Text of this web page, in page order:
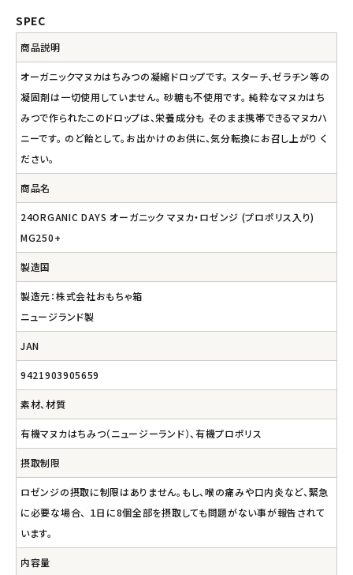
コラム・スタッフのおすすめ
ご利用ガイド等
ようこそ ゲスト 様
meeting_room ログイン person
SPEC
商品説明
オーガニックマヌカはちみつの凝縮ドロップです。 スターチ、ゼラチン等の
凝固剤は一切使用していません。 砂糖も不使用です。 純粋なマヌカはち
みつで作られたこのドロップは、栄養成分も そのまま携帯できるマヌカハ
ニーです。 のど飴として。お出かけのお供に、気分転換にお召し上がり く
ださい。
商品名
24ORGANIC DAYS オーガニック マヌカ・ロゼンジ (プロポリス入り)
MG250+
製造国
製造元：株式会社おもちゃ箱
ニュージランド製
JAN
9421903905659
素材、材質
有機マヌカはちみつ（ニュージーランド）、有機プロポリス
摂取制限
ロゼンジの摂取に制限はありません。もし、喉の痛みや口内炎など、緊急
に必要な場合、 １日に8個全部を摂取しても問題がない事が報告されて
います。
内容量